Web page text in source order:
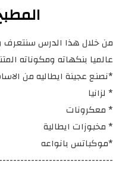
من خلال هذا الدرس
عالميا بنكهاته ومكوناته
*نصنع عجينة ايطاليه من
* لزانيا
* معكرونات
* مخبوزات ايطالية
*موكباتس بانواعه